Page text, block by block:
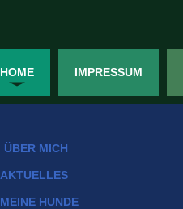
HOME IMPRESSUM
ÜBER MICH
AKTUELLES
MEINE HUNDE